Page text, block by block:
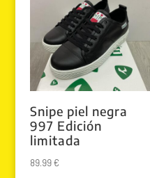
Snipe piel negra
997 Edición
limitada
89.99€